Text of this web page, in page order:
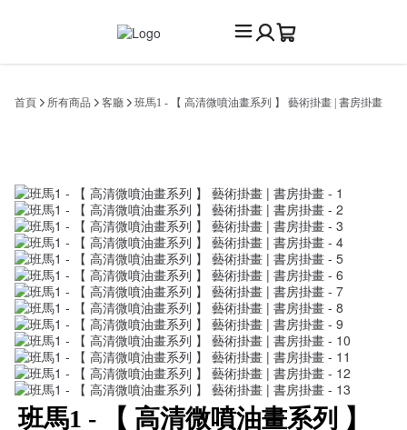
首頁 所有商品 客廳 班馬1 - 【 高清微噴油畫系列 】 藝術掛畫 | 書房掛畫
班馬1 - 【 高清微噴油畫系列 】